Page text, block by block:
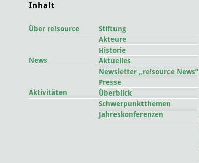
Inhalt
Über re!source
Stiftung
Akteure
Historie
News
Aktuelles
Newsletter „re!source News“
Presse
Aktivitäten
Überblick
Schwerpunktthemen
Jahreskonferenzen